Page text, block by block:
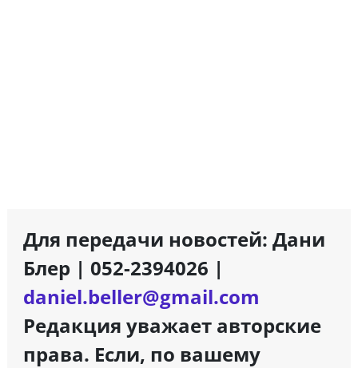
Для передачи новостей: Дани
Блер | 052-2394026 |
daniel.beller@gmail.com
Редакция уважает авторские
права. Если, по вашему